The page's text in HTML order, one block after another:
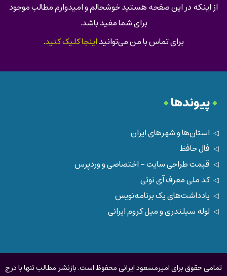
از اینکه در این صفحه هستید خوشحالم و امیدوارم مطالب موجود
برای شما مفید باشد.
برای تماس با من می‌توانیداینجا کلیک کنید.
پیوندها
استان‌ها و شهرهای ایران
فال حافظ
قیمت طراحی سایت - اختصاصی و وردپرس
کد ملی معرف آی نوتی
یادداشت‌های یک برنامه‌نویس
لوله سیلندری و میل کروم ایرانی
تمامی حقوق برای امیرمسعود ایرانی محفوظ است. بازنشر مطالب تنها با درج